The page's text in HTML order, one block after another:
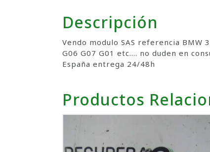
Descripción
Vendo modulo SAS referencia BMW
G06 G07 G01 etc…. no duden en
España entrega 24/48h
Productos